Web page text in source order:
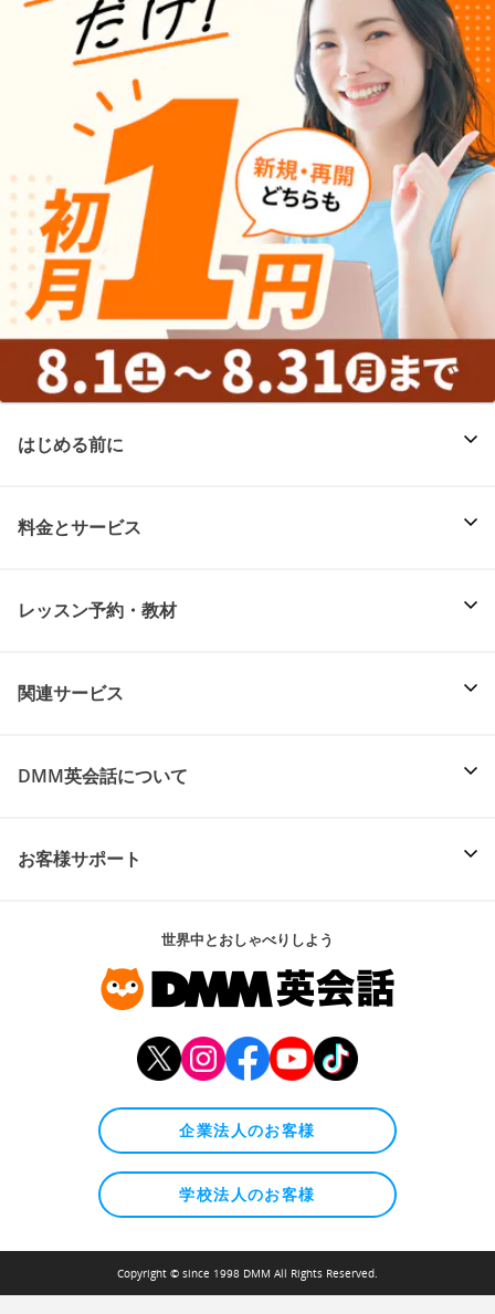
はじめる前に
料金とサービス
レッスン予約・教材
関連サービス
DMM英会話について
お客様サポート
世界中とおしゃべりしよう
企業法人のお客様
学校法人のお客様
Copyright © since 1998 DMM All Rights Reserved.